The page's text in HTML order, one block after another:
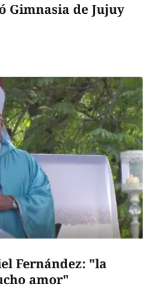
Gimnasia de Jujuy
Fernández: "la
amor"